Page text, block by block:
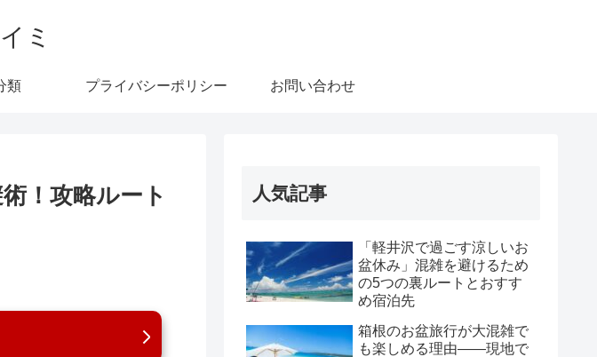
ミ
類 プライバシーポリシー お問い合わせ
！攻略ルート
人気記事
「軽井沢で過ごす涼しいお
盆休み」混雑を避けるため
の5つの裏ルートとおすす
め宿泊先
箱根のお盆旅行が大混雑で
も楽しめる理由――現地で